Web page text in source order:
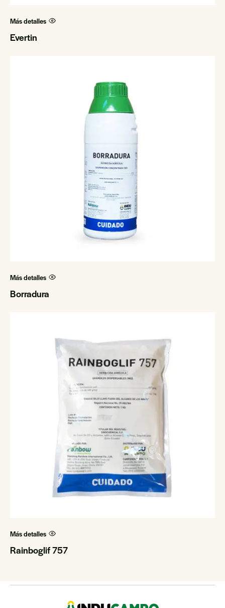
Más detalles
Evertin
Más detalles
Borradura
Más detalles
Rainboglif 757